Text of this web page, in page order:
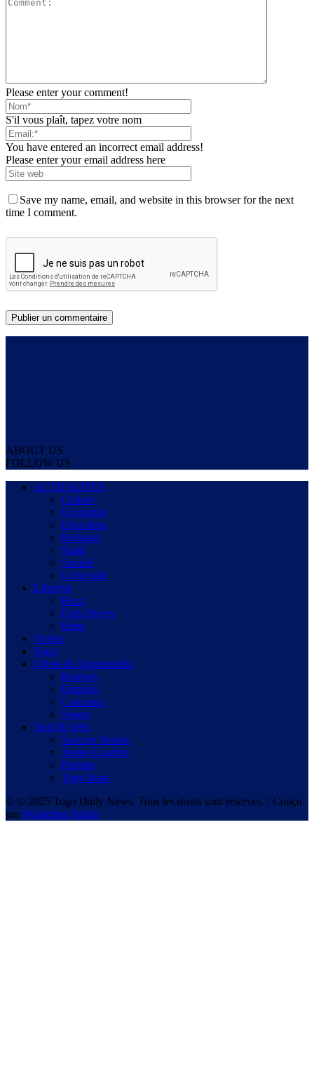
Please enter your comment!
S'il vous plaît, tapez votre nom
You have entered an incorrect email address!
Please enter your email address here
Save my name, email, and website in this browser for the next
time I comment.
ABOUT US
FOLLOW US
ACTUALITES
Culture
Economie
Education
Religion
Santé
Société
Université
Lifestyle
Buzz
Faits Divers
Idées
Vidéos
Sport
Offres & Opportunités
Bourses
Emplois
Concours
Stages
Tech & Web
Success Stories
Jeunes Leaders
Patrons
Togo Stars
© © 2025 Togo Daily News. Tous les droits sont réserves. / Conçu
par Warketing Studio